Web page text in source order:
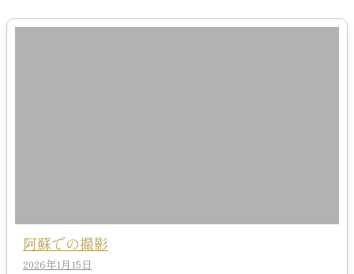
阿蘇での撮影
2026年1月15日